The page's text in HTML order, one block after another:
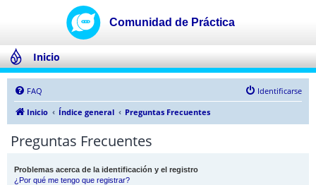
Inicio
FAQ
Identificarse
Inicio
Índice general Preguntas Frecuentes
Preguntas Frecuentes
Problemas acerca de la identificación y el registro
¿Por qué me tengo que registrar?